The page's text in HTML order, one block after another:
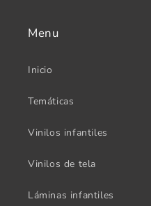
Menu
Inicio
Temáticas
Vinilos infantiles
Vinilos de tela
Láminas infantiles